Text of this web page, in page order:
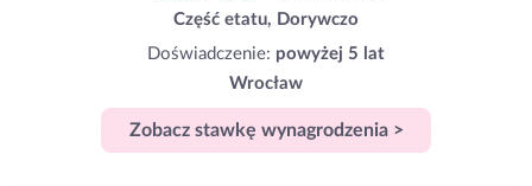
Część etatu, Dorywczo
Doświadczenie: powyżej 5 lat
Wrocław
Zobacz stawkę wynagrodzenia >